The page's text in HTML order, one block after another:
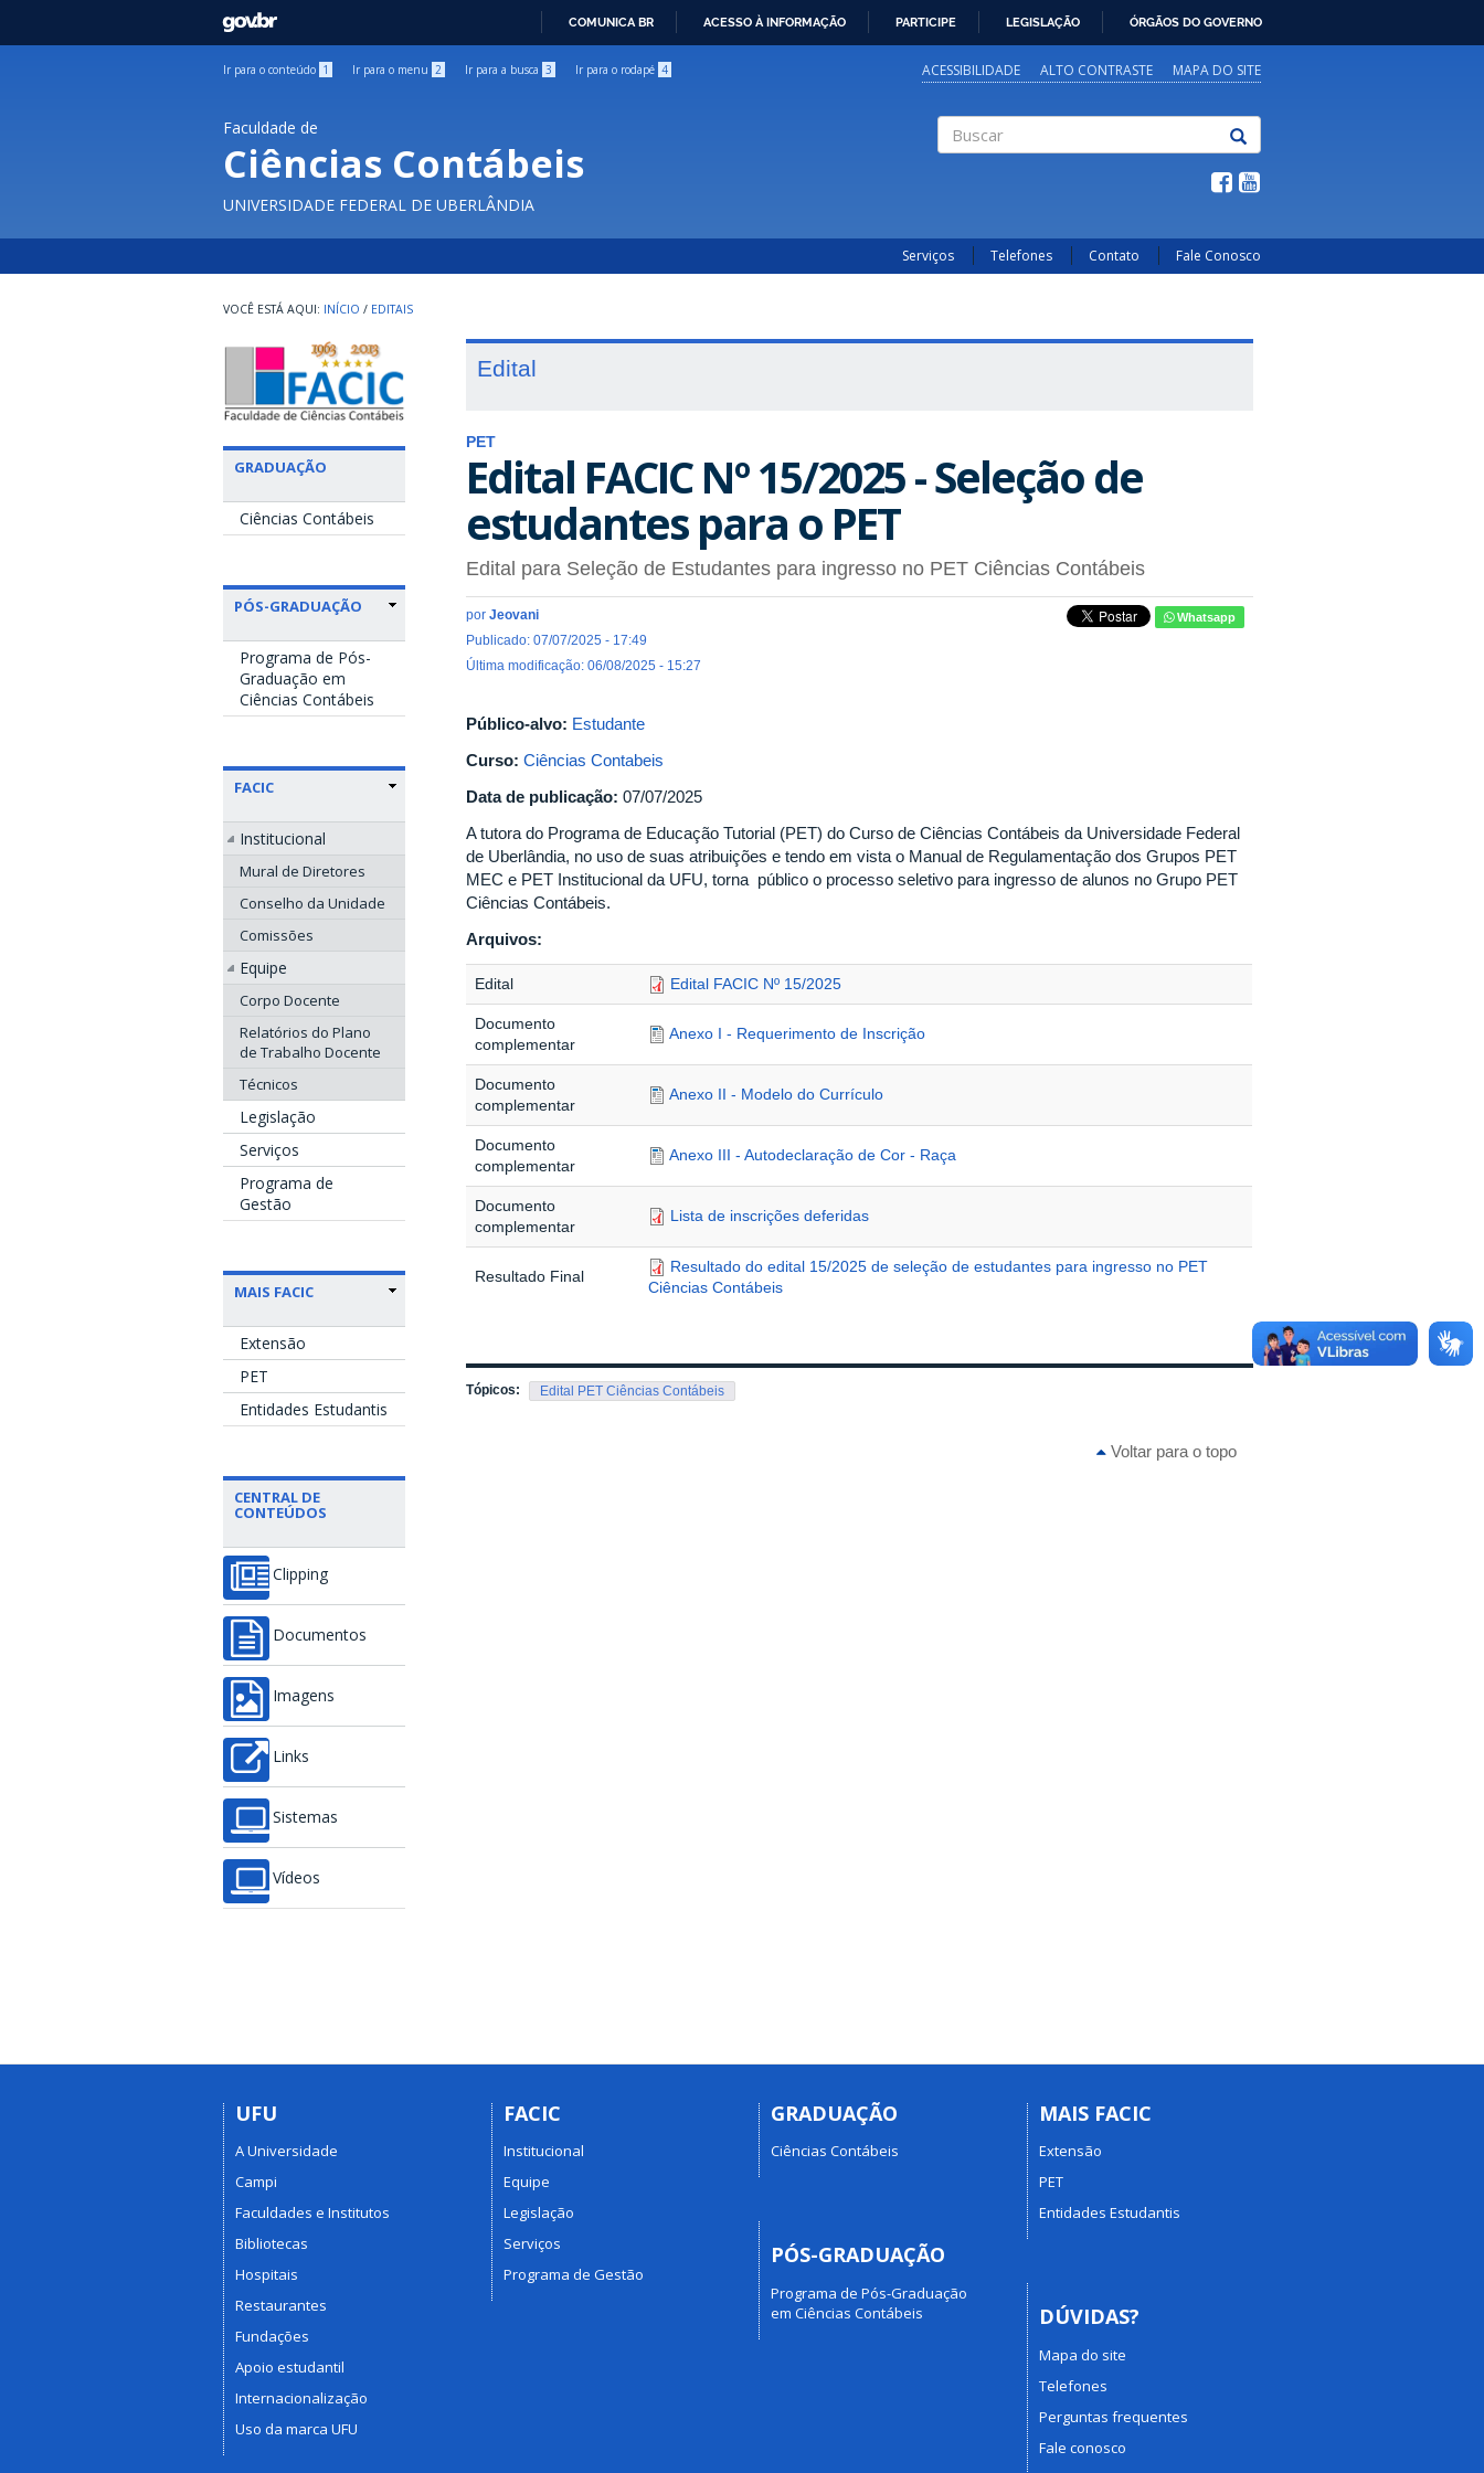
GOVBR
COMUNICA BR ACESSO À INFORMAÇÃO PARTICIPE LEGISLAÇÃO ÓRGÃOS DO GOVERNO
Ir para o conteúdo 1 Ir para o menu 2 Ir para a busca 3 Ir para o rodapé 4 ACESSIBILIDADE ALTO CONTRASTE MAPA DO SITE
Faculdade de
Ciências Contábeis
UNIVERSIDADE FEDERAL DE UBERLÂNDIA
Serviços Telefones Contato Fale Conosco
INÍCIO / EDITAIS
GRADUAÇÃO
Ciências Contábeis
PÓS-GRADUAÇÃO
Programa de Pós-
Graduação em
Ciências Contábeis
FACIC
Institucional
Mural de Diretores
Conselho da Unidade
Comissões
Equipe
Corpo Docente
Relatórios do Plano
de Trabalho Docente
Técnicos
Legislação
Serviços
Programa de
Gestão
MAIS FACIC
Extensão
PET
Entidades Estudantis
CENTRAL DE
CONTEÚDOS
Clipping
Documentos
Imagens
Links
Sistemas
Vídeos
Edital
PET
Edital FACIC Nº 15/2025 - Seleção de
estudantes para o PET
Edital para Seleção de Estudantes para ingresso no PET Ciências Contábeis
por Jeovani
Publicado: 07/07/2025 - 17:49
Última modificação: 06/08/2025 - 15:27
Whatsapp
Público-alvo: Estudante
Curso: Ciências Contabeis
Data de publicação: 07/07/2025
A tutora do Programa de Educação Tutorial (PET) do Curso de Ciências Contábeis da Universidade Federal
de Uberlândia, no uso de suas atribuições e tendo em vista o Manual de Regulamentação dos Grupos PET
MEC e PET Institucional da UFU, torna público o processo seletivo para ingresso de alunos no Grupo PET
Ciências Contábeis.
Arquivos:
Edital Edital FACIC Nº 15/2025
Documento
complementar
Anexo I - Requerimento de Inscrição
Documento
complementar
Anexo II - Modelo do Currículo
Documento
complementar
Anexo III - Autodeclaração de Cor - Raça
Documento
complementar
Lista de inscrições deferidas
Resultado Final
Resultado do edital 15/2025 de seleção de estudantes para ingresso no PET
Ciências Contábeis
Tópicos: Edital PET Ciências Contábeis
Voltar para o topo
UFU
A Universidade
Campi
Faculdades e Institutos
Bibliotecas
Hospitais
Restaurantes
Fundações
Apoio estudantil
Internacionalização
Uso da marca UFU
FACIC
Institucional
Equipe
Legislação
Serviços
Programa de Gestão
GRADUAÇÃO
Ciências Contábeis
PÓS-GRADUAÇÃO
Programa de Pós-Graduação
em Ciências Contábeis
MAIS FACIC
Extensão
PET
Entidades Estudantis
DÚVIDAS?
Mapa do site
Telefones
Perguntas frequentes
Fale conosco